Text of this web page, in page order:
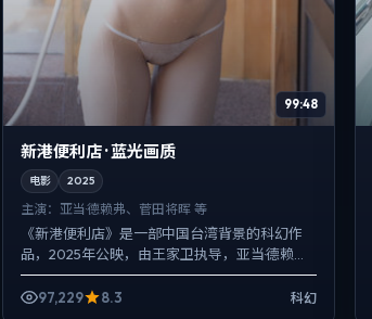
99:48
新港便利店 · 蓝光画质
电影 2025
主演： 亚当·德赖弗、菅田将晖 等
《新港便利店》是一部中国台湾背景的科幻作
品，2025年公映，由王家卫执导，亚当·德赖
弗、菅田将晖、谭卓等主演。强调群像而非单
一英雄，配角线条同样...
97,229 8.3 科幻